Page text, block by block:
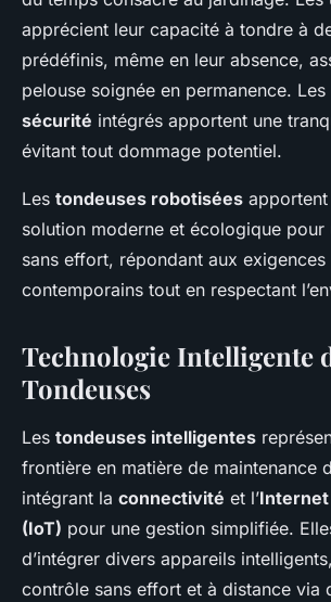
apprécient leur capacité à tondre à
prédéfinis, même en leur absence,
pelouse soignée en permanence. Les
sécurité intégrés apportent une
évitant tout dommage potentiel.
Les tondeuses robotisées
solution moderne et écologique pour
sans effort, répondant aux
contemporains tout en respectant
Technologie Intelligente
Tondeuses
Les tondeuses intelligentes
frontière en matière de maintenance
intégrant la connectivité et l’
(IoT) pour une gestion simplifiée.
d’intégrer divers appareils
contrôle sans effort et à distance via